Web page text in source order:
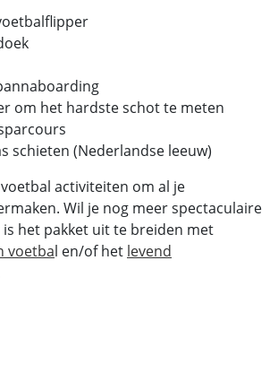
voetbalflipper
pannaboarding
om het hardste schot te meten
schieten (Nederlandse leeuw)
activiteiten om al je
Wil je nog meer spectaculaire
het pakket uit te breiden met
voetbal en/of het levend